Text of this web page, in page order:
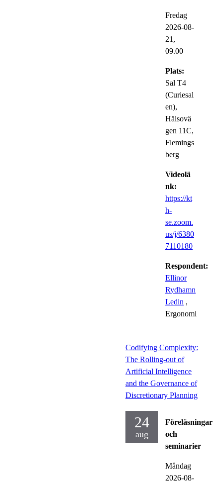
Fredag
2026-08-
21,
09.00
Plats:
Sal T4
(Curiesal
en),
Hälsovä
gen 11C,
Flemings
berg
Videolä
nk:
https://kt
h-
se.zoom.
us/j/6380
7110180
Respondent:
Ellinor
Rydhamn
Ledin ,
Ergonomi
Codifying Complexity:
The Rolling-out of
Artificial Intelligence
and the Governance of
Discretionary Planning
24
aug
Föreläsningar
och
seminarier
Måndag
2026-08-